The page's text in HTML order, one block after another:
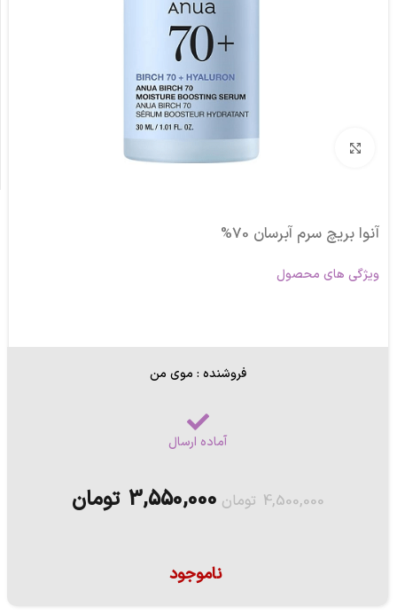
آنوا بریچ سرم آبرسان 70%
ویژگی های محصول
فروشنده : موی من
آماده ارسال
4,500,000 تومان 3,550,000 تومان
ناموجود